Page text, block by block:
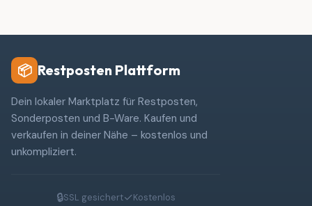
📦 Restposten Plattform
Dein lokaler Marktplatz für Restposten,
Sonderposten und B-Ware. Kaufen und
verkaufen in deiner Nähe – kostenlos und
unkompliziert.
🔒SSL gesichert✓Kostenlos